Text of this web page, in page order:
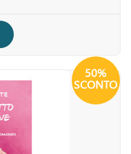
50%
SCONTO